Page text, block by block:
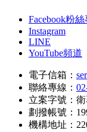
Facebook粉
Instagram
LINE
YouTube頻道
電子信箱：
聯絡專線：
立案字號：衛
劃撥帳號：
機構地址：